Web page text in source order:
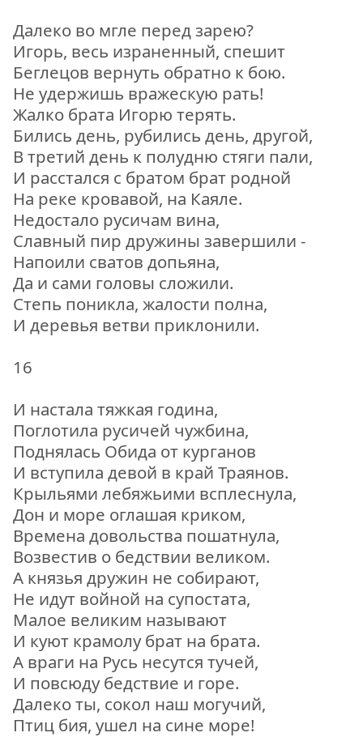
Далеко во мгле перед зарею?
Игорь, весь израненный, спешит
Беглецов вернуть обратно к бою.
Не удержишь вражескую рать!
Жалко брата Игорю терять.
Бились день, рубились день, другой,
В третий день к полудню стяги пали,
И расстался с братом брат родной
На реке кровавой, на Каяле.
Недостало русичам вина,
Славный пир дружины завершили -
Напоили сватов допьяна,
Да и сами головы сложили.
Степь поникла, жалости полна,
И деревья ветви приклонили.
16
И настала тяжкая година,
Поглотила русичей чужбина,
Поднялась Обида от курганов
И вступила девой в край Траянов.
Крыльями лебяжьими всплеснула,
Дон и море оглашая криком,
Времена довольства пошатнула,
Возвестив о бедствии великом.
А князья дружин не собирают,
Не идут войной на супостата,
Малое великим называют
И куют крамолу брат на брата.
А враги на Русь несутся тучей,
И повсюду бедствие и горе.
Далеко ты, сокол наш могучий,
Птиц бия, ушел на сине море!